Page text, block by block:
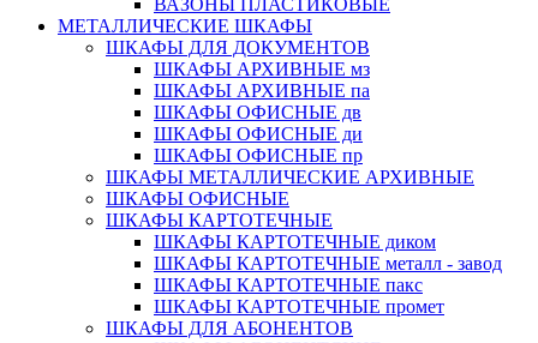
МЕТАЛЛИЧЕСКИЕ ШКАФЫ
ШКАФЫ ДЛЯ ДОКУМЕНТОВ
ШКАФЫ АРХИВНЫЕ мз
ШКАФЫ АРХИВНЫЕ па
ШКАФЫ ОФИСНЫЕ дв
ШКАФЫ ОФИСНЫЕ ди
ШКАФЫ ОФИСНЫЕ пр
ШКАФЫ МЕТАЛЛИЧЕСКИЕ АРХИВНЫЕ
ШКАФЫ ОФИСНЫЕ
ШКАФЫ КАРТОТЕЧНЫЕ
ШКАФЫ КАРТОТЕЧНЫЕ диком
ШКАФЫ КАРТОТЕЧНЫЕ металл - завод
ШКАФЫ КАРТОТЕЧНЫЕ пакс
ШКАФЫ КАРТОТЕЧНЫЕ промет
ШКАФЫ ДЛЯ АБОНЕНТОВ